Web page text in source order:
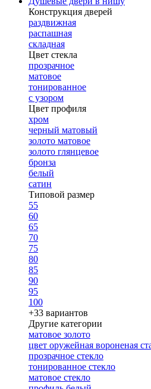
Конструкция дверей
раздвижная
распашная
складная
Цвет стекла
прозрачное
матовое
тонированное
с узором
Цвет профиля
хром
черный матовый
золото матовое
золото глянцевое
бронза
белый
сатин
Типовой размер
55
60
65
70
75
80
85
90
95
100
+33 вариантов
Другие категории
матовое золото
цвет оружейная вороненая
прозрачное стекло
тонированное стекло
матовое стекло